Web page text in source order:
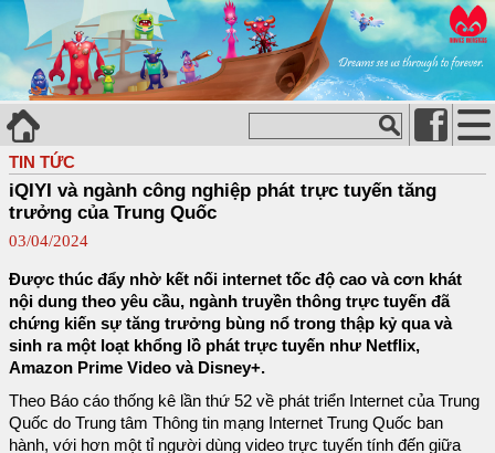
TIN TỨC
iQIYI và ngành công nghiệp phát trực tuyến tăng
trưởng của Trung Quốc
03/04/2024
Được thúc đẩy nhờ kết nối internet tốc độ cao và cơn khát
nội dung theo yêu cầu, ngành truyền thông trực tuyến đã
chứng kiến ​​sự tăng trưởng bùng nổ trong thập kỷ qua và
sinh ra một loạt khổng lồ phát trực tuyến như Netflix,
Amazon Prime Video và Disney+.
Theo Báo cáo thống kê lần thứ 52 về phát triển Internet của Trung
Quốc do Trung tâm Thông tin mạng Internet Trung Quốc ban
hành, với hơn một tỉ người dùng video trực tuyến tính đến giữa